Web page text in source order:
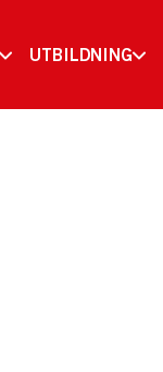
UTBILDNING